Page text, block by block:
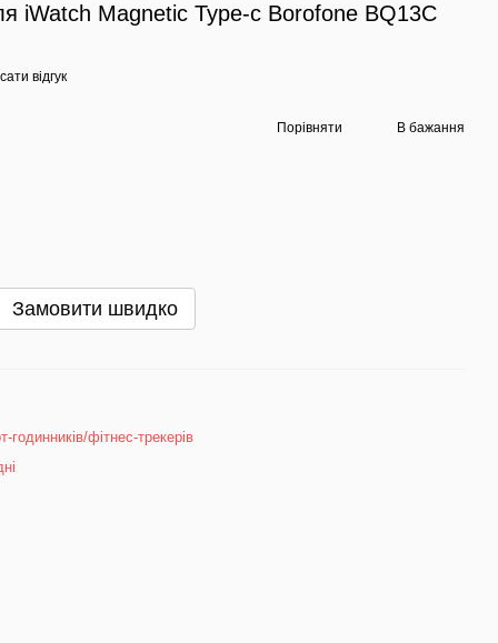
iWatch Magnetic Type-c Borofone BQ13C
відгук
Порівняти В бажання
Замовити швидко
годинників/фітнес-трекерів